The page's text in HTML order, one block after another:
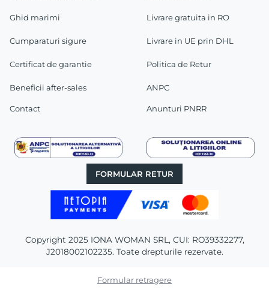
Ghid marimi
Cumparaturi sigure
Certificat de garantie
Beneficii after-sales
Contact
Livrare gratuita in RO
Livrare in UE prin DHL
Politica de Retur
ANPC
Anunturi PNRR
FORMULAR RETUR
Copyright 2025 IONA WOMAN SRL, CUI: RO39332277,
J2018002102235. Toate drepturile rezervate.
Formular retragere